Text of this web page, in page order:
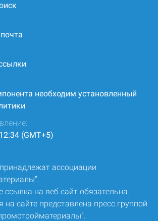
необходим установленный
(GMT+5)
ассоциации
ссылка на веб сайт обязательна.
сайте представлена пресс группой